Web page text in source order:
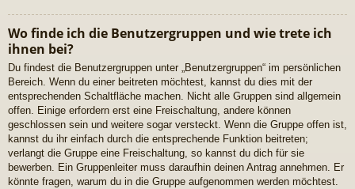
Wo finde ich die Benutzergruppen und wie trete ich
ihnen bei?
Du findest die Benutzergruppen unter „Benutzergruppen“ im persönlichen
Bereich. Wenn du einer beitreten möchtest, kannst du dies mit der
entsprechenden Schaltfläche machen. Nicht alle Gruppen sind allgemein
offen. Einige erfordern erst eine Freischaltung, andere können
geschlossen sein und weitere sogar versteckt. Wenn die Gruppe offen ist,
kannst du ihr einfach durch die entsprechende Funktion beitreten;
verlangt die Gruppe eine Freischaltung, so kannst du dich für sie
bewerben. Ein Gruppenleiter muss daraufhin deinen Antrag annehmen. Er
könnte fragen, warum du in die Gruppe aufgenommen werden möchtest.